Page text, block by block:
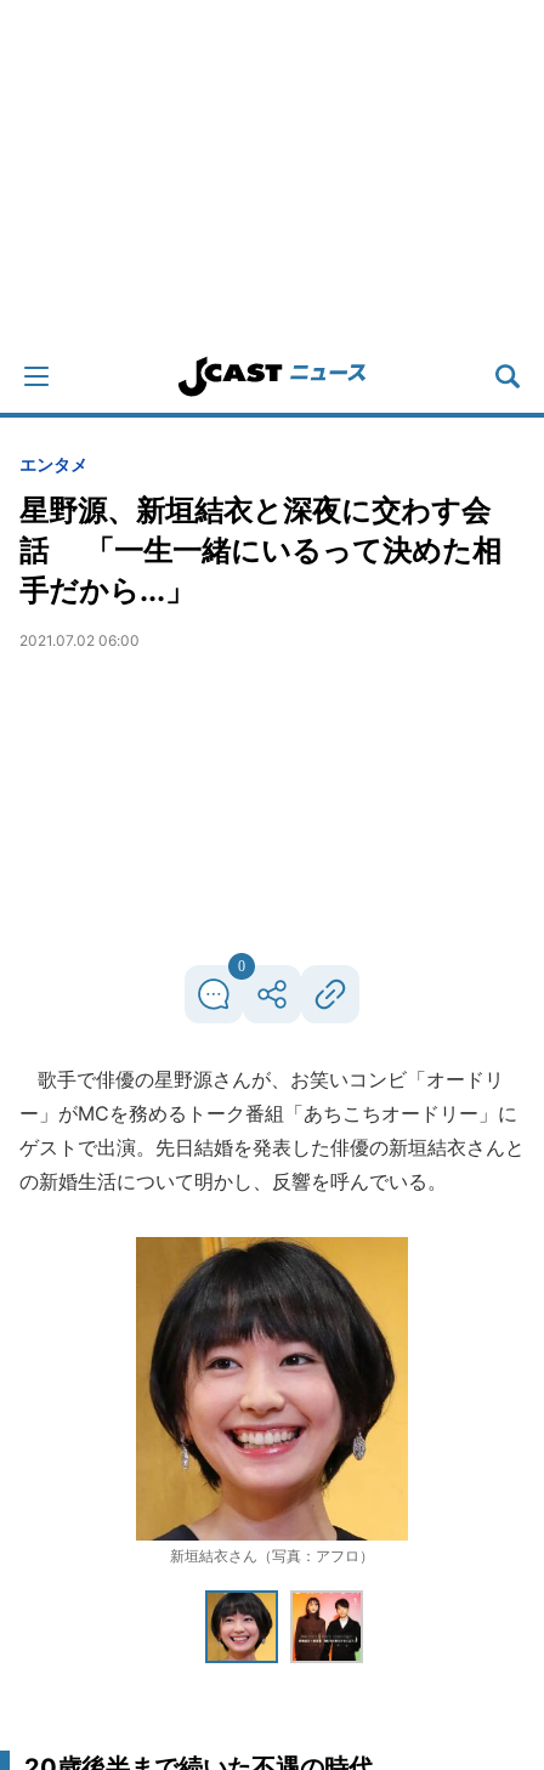
エンタメ
星野源、新垣結衣と深夜に交わす会
話 「一生一緒にいるって決めた相
手だから...」
2021.07.02 06:00
0
歌手で俳優の星野源さんが、お笑いコンビ「オードリ
ー」がMCを務めるトーク番組「あちこちオードリー」に
ゲストで出演。先日結婚を発表した俳優の新垣結衣さんと
の新婚生活について明かし、反響を呼んでいる。
新垣結衣さん（写真：アフロ）